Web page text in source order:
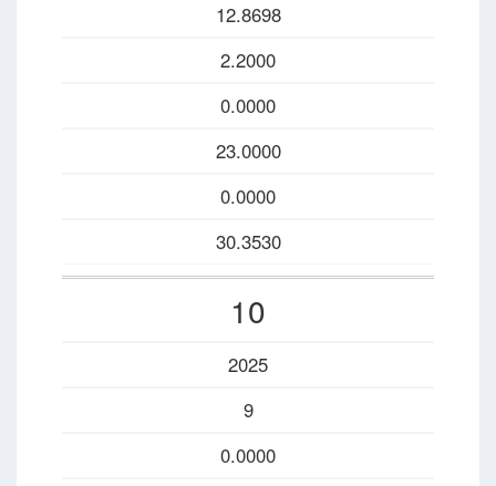
12.8698
2.2000
0.0000
23.0000
0.0000
30.3530
10
2025
9
0.0000